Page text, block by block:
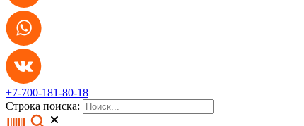
+7-700-181-80-18
Строка поиска: